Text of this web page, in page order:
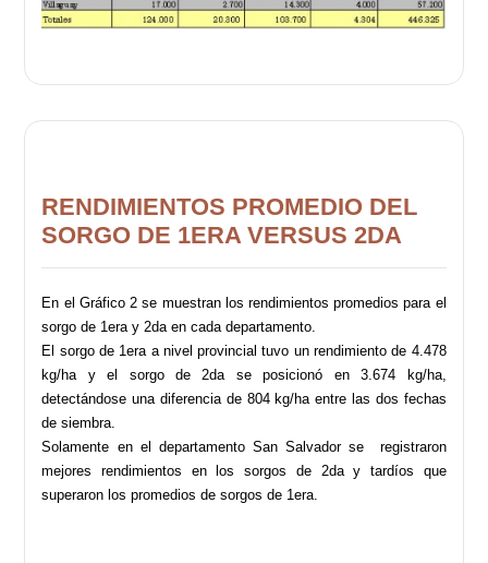
RENDIMIENTOS PROMEDIO DEL
SORGO DE 1ERA VERSUS 2DA
En el Gráfico 2 se muestran los rendimientos promedios para el
sorgo de 1era y 2da en cada departamento.
El sorgo de 1era a nivel provincial tuvo un rendimiento de 4.478
kg/ha y el sorgo de 2da se posicionó en 3.674
kg/ha,
detectándose una diferencia de 804 kg/ha entre las dos fechas
de siembra.
Solamente en el departamento San Salvador se registraron
mejores rendimientos en los sorgos de 2da y tardíos que
superaron los promedios de sorgos de 1era.